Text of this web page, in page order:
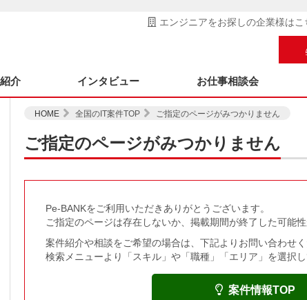
エンジニアをお探しの企業様はこ
介 インタビュー お仕事相談会
HOME 全国のIT案件TOP ご指定のページがみつかりません
ご指定のページがみつかりません
Pe-BANKをご利用いただきありがとうございます。
ご指定のページは存在しないか、掲載期間が終了した可能性
案件紹介や相談をご希望の場合は、下記よりお問い合わせく
検索メニューより「スキル」や「職種」「エリア」を選択
案件情報TOP